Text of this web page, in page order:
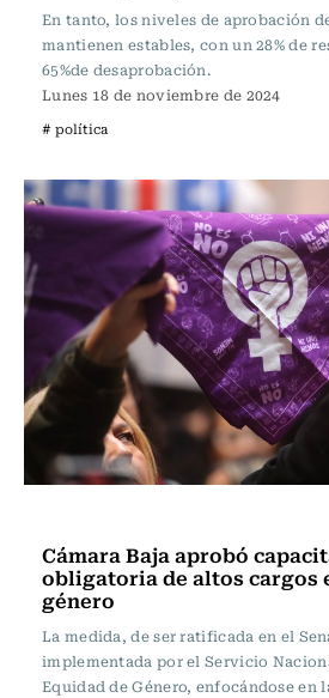
En tanto, los niveles de aprobación
mantienen estables, con un 28% de
65%de desaprobación.
Lunes 18 de noviembre de 2024
# política
Cámara Baja aprobó
obligatoria de altos cargos
género
La medida, de ser ratificada en el
implementada por el Servicio
Equidad de Género, enfocándose en